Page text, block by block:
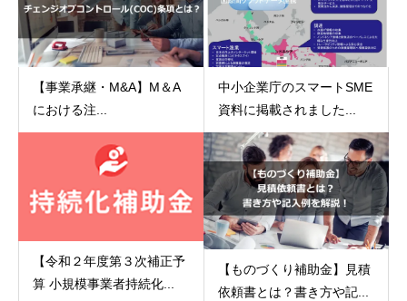
【事業承継・M&A】M＆A
における注...
中小企業庁のスマートSME
資料に掲載されました...
【令和２年度第３次補正予
算 小規模事業者持続化...
【ものづくり補助金】見積
依頼書とは？書き方や記...